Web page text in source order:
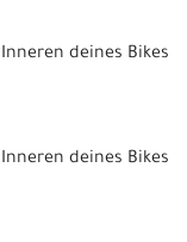
deines Bikes
deines Bikes